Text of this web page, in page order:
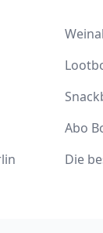
Abo
Die